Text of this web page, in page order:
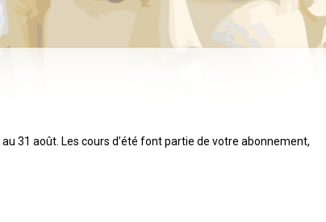
31 août. Les cours d’été font partie de votre abonnement,